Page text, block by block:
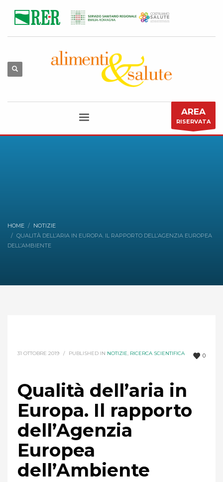
AREA
RISERVATA
HOME
NOTIZIE
QUALITÀ DELL’ARIA IN EUROPA. IL RAPPORTO DELL’AGENZIA EUROPEA
DELL’AMBIENTE
0
31 OTTOBRE 2019 / PUBLISHED IN NOTIZIE, RICERCA SCIENTIFICA
Qualità dell’aria in
Europa. Il rapporto
dell’Agenzia
Europea
dell’Ambiente